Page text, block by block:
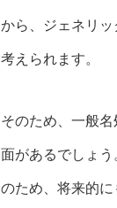
から、ジェネリ
考えられます。
そのため、一般
面があるでしょ
のため、将来的に